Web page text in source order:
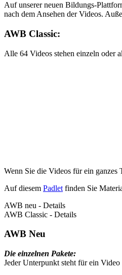
Auf unserer neuen Bildungs-
nach dem Ansehen der Videos.
AWB Classic:
Alle 64 Videos stehen einzeln oder
Wenn Sie die Videos für ein
Auf diesem Padlet finden Sie
AWB neu - Details
AWB Classic - Details
AWB Neu
Die einzelnen Pakete:
Jeder Unterpunkt steht für ein